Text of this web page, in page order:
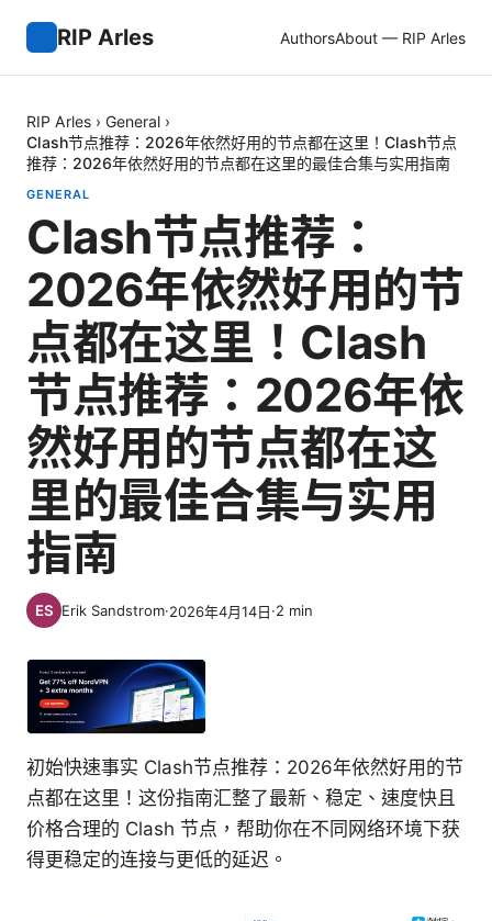
RIP Arles AuthorsAbout — RIP Arles
RIP Arles › General ›
Clash节点推荐：2026年依然好用的节点都在这里！Clash节点
推荐：2026年依然好用的节点都在这里的最佳合集与实用指南
GENERAL
Clash节点推荐：
2026年依然好用的节
点都在这里！Clash
节点推荐：2026年依
然好用的节点都在这
里的最佳合集与实用
指南
Erik Sandstrom·2026年4月14日·2 min
初始快速事实 Clash节点推荐：2026年依然好用的节
点都在这里！这份指南汇整了最新、稳定、速度快且
价格合理的 Clash 节点，帮助你在不同网络环境下获
得更稳定的连接与更低的延迟。